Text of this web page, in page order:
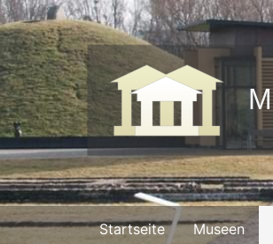
Startseite Museen